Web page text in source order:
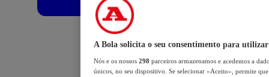
A Bola solicita o seu consentimento para utilizar
Nós e os nossos 298 parceiros armazenamos e acedemos a
únicos, no seu dispositivo. Se selecionar «Aceito», permite